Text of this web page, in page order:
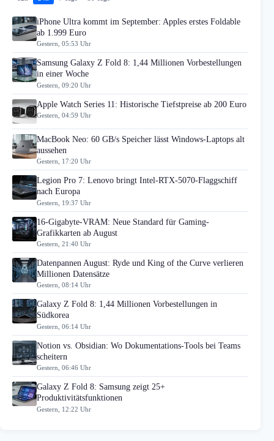
iPhone Ultra kommt im September: Apples erstes Foldable
ab 1.999 Euro
Gestern, 05:53 Uhr
Samsung Galaxy Z Fold 8: 1,44 Millionen Vorbestellungen
in einer Woche
Gestern, 09:20 Uhr
Apple Watch Series 11: Historische Tiefstpreise ab 200 Euro
Gestern, 04:59 Uhr
MacBook Neo: 60 GB/s Speicher lässt Windows-Laptops alt
aussehen
Gestern, 17:20 Uhr
Legion Pro 7: Lenovo bringt Intel-RTX-5070-Flaggschiff
nach Europa
Gestern, 19:37 Uhr
16-Gigabyte-VRAM: Neue Standard für Gaming-
Grafikkarten ab August
Gestern, 21:40 Uhr
Datenpannen August: Ryde und King of the Curve verlieren
Millionen Datensätze
Gestern, 08:14 Uhr
Galaxy Z Fold 8: 1,44 Millionen Vorbestellungen in
Südkorea
Gestern, 06:14 Uhr
Notion vs. Obsidian: Wo Dokumentations-Tools bei Teams
scheitern
Gestern, 06:46 Uhr
Galaxy Z Fold 8: Samsung zeigt 25+
Produktivitätsfunktionen
Gestern, 12:22 Uhr